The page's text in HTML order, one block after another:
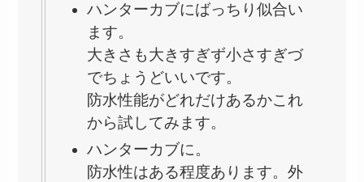
ハンターカブにばっちり似合い
ます。
大きさも大きすぎず小さすぎづ
でちょうどいいです。
防水性能がどれだけあるかこれ
から試してみます。
ハンターカブに。
防水性はある程度あります。外